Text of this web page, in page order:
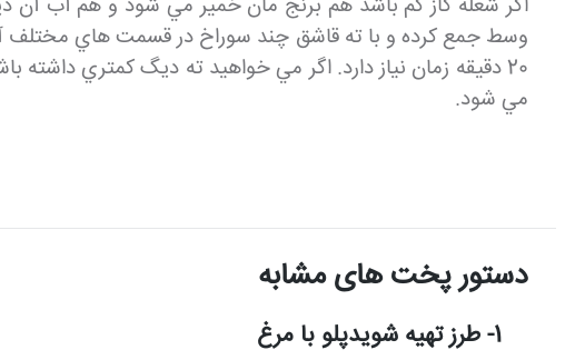
وسط جمع كرده و با ته قاشق چند سوراخ در قسمت هاي مختلف آن
20 دقيقه زمان نياز دارد. اگر مي خواهيد ته ديگ كمتري
مي شود.
دستور پخت های مشابه
1- طرز تهیه شویدپلو با مرغ